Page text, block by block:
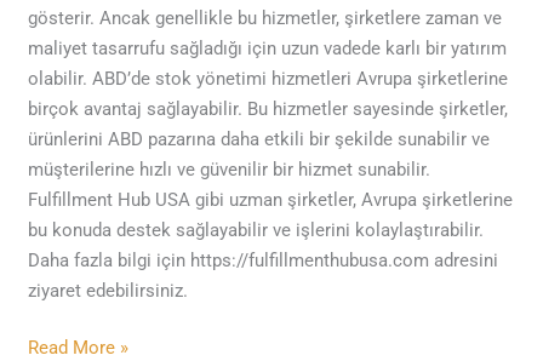
gösterir. Ancak genellikle bu hizmetler, şirketlere zaman ve
maliyet tasarrufu sağladığı için uzun vadede karlı bir yatırım
olabilir. ABD’de stok yönetimi hizmetleri Avrupa şirketlerine
birçok avantaj sağlayabilir. Bu hizmetler sayesinde şirketler,
ürünlerini ABD pazarına daha etkili bir şekilde sunabilir ve
müşterilerine hızlı ve güvenilir bir hizmet sunabilir.
Fulfillment Hub USA gibi uzman şirketler, Avrupa şirketlerine
bu konuda destek sağlayabilir ve işlerini kolaylaştırabilir.
Daha fazla bilgi için https://fulfillmenthubusa.com adresini
ziyaret edebilirsiniz.
Read More »